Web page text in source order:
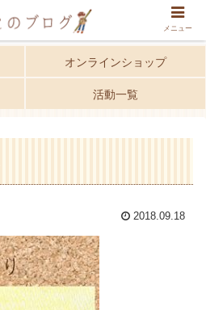
オンラインショップ
活動一覧
2018.09.18
メニュー